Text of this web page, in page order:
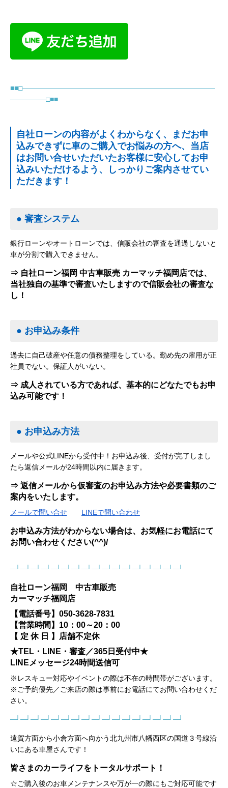
■■□―――――――――――――――――――――――――――
―――――□■■
自社ローンの内容がよくわからなく、まだお申
込みできずに車のご購入でお悩みの方へ、当店
はお問い合せいただいたお客様に安心してお申
込みいただけるよう、しっかりご案内させてい
ただきます！
● 審査システム
銀行ローンやオートローンでは、信販会社の審査を通過しないと
車が分割で購入できません。
⇒ 自社ローン福岡 中古車販売 カーマッチ福岡店では、
当社独自の基準で審査いたしますので信販会社の審査な
し！
● お申込み条件
過去に自己破産や任意の債務整理をしている。勤め先の雇用が正
社員でない。保証人がいない。
⇒ 成人されている方であれば、基本的にどなたでもお申
込み可能です！
● お申込み方法
メールや公式LINEから受付中！お申込み後、受付が完了しまし
たら返信メールが24時間以内に届きます。
⇒ 返信メールから仮審査のお申込み方法や必要書類のご
案内をいたします。
メールで問い合せ LINEで問い合わせ
お申込み方法がわからない場合は、お気軽にお電話にて
お問い合わせください(^^)/
─┘─┘─┘─┘─┘─┘─┘─┘─┘─┘─┘─┘─┘─┘─┘─┘─┘
自社ローン福岡 中古車販売
カーマッチ福岡店
【電話番号】050-3628-7831
【営業時間】10：00～20：00
【 定 休 日 】店舗不定休
★TEL・LINE・審査／365日受付中★
LINEメッセージ24時間送信可
※レスキュー対応やイベントの際は不在の時間帯がございます。
※ご予約優先／ご来店の際は事前にお電話にてお問い合わせくだ
さい。
─┘─┘─┘─┘─┘─┘─┘─┘─┘─┘─┘─┘─┘─┘─┘─┘─┘
遠賀方面から小倉方面へ向かう北九州市八幡西区の国道３号線沿
いにある車屋さんです！
皆さまのカーライフをトータルサポート！
☆ご購入後のお車メンテナンスや万が一の際にもご対応可能です